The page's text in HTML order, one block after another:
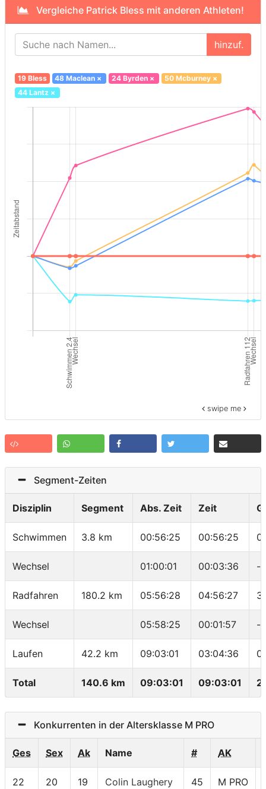
Vergleiche Patrick Bless mit anderen Athleten!
hinzuf.
19 Bless 48 Maclean × 24 Byrden× 50 Mcburney×
44 Lantz×
swipe me
Segment-Zeiten
Disziplin Segment Abs. Zeit Zeit
Schwimmen 3.8 km 00:56:25 00:56:25
Wechsel 01:00:01 00:03:36 -
Radfahren 180.2 km 05:56:28 04:56:27
Wechsel 05:58:25 00:01:57 -
Laufen 42.2 km 09:03:01 03:04:36
Total 140.6 km 09:03:01 09:03:01
Konkurrenten in der Altersklasse M PRO
Ges Sex Ak Name # AK
22 20 19 Colin Laughery 45 M PRO